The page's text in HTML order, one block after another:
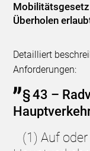
Überholen
Detailliert
Anforderungen:
§ 43 –
(1) Auf